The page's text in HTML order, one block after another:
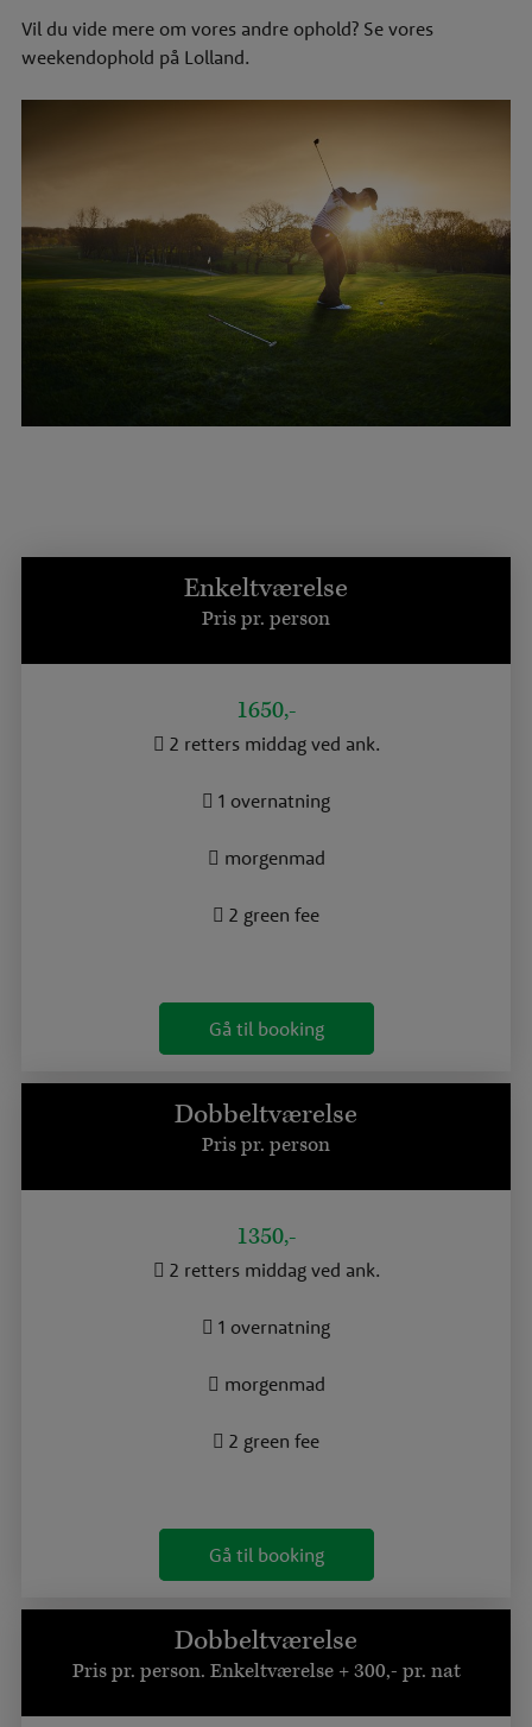
Vil du vide mere om vores andre ophold? Se vores
weekendophold på Lolland.
Enkeltværelse
Pris pr. person
1650,-
2 retters middag ved ank.
1 overnatning
morgenmad
2 green fee
Gå til booking
Dobbeltværelse
Pris pr. person
1350,-
2 retters middag ved ank.
1 overnatning
morgenmad
2 green fee
Gå til booking
Dobbeltværelse
Pris pr. person. Enkeltværelse + 300,- pr. nat